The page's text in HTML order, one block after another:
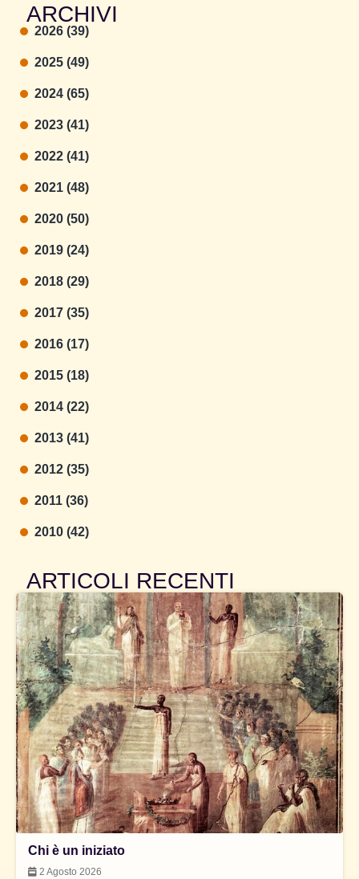
ARCHIVI
2026 (39)
2025 (49)
2024 (65)
2023 (41)
2022 (41)
2021 (48)
2020 (50)
2019 (24)
2018 (29)
2017 (35)
2016 (17)
2015 (18)
2014 (22)
2013 (41)
2012 (35)
2011 (36)
2010 (42)
ARTICOLI RECENTI
Chi è un iniziato
2 Agosto 2026